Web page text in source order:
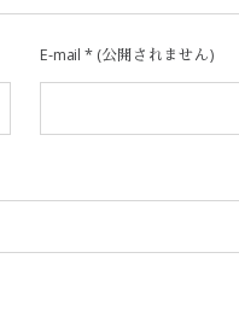
E-mail * (公開されません)